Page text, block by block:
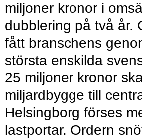
miljoner kronor i
dubblering på två år.
fått branschens
största enskilda
25 miljoner kronor
miljardbygge till
Helsingborg förses
lastportar. Ordern